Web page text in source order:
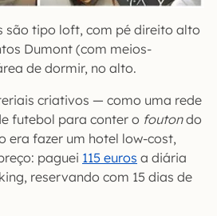
são tipo loft, com pé direito alto
Dumont (com meios-
de dormir, no alto.
criativos — como uma rede
futebol para conter o foutondo
era fazer um hotel low-cost,
paguei 115 euros a diária
reservando com 15 dias de